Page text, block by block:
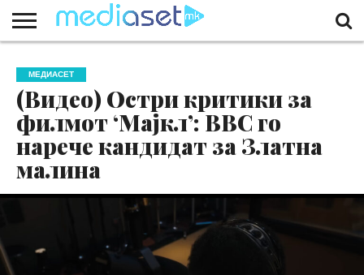
НАС
КОНТАКТ
МАРКЕТИНГ
ПОЧЕТНА
МЕДИАСЕТ
(Видео) Остри критики за
филмот ‘Мајкл’: BBC го
нарече кандидат за Златна
малина